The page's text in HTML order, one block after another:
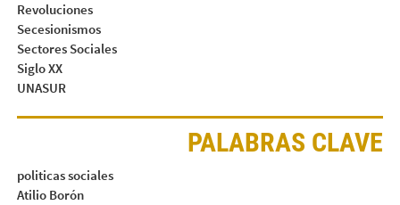
Revoluciones
Secesionismos
Sectores Sociales
Siglo XX
UNASUR
PALABRAS CLAVE
politicas sociales
Atilio Borón